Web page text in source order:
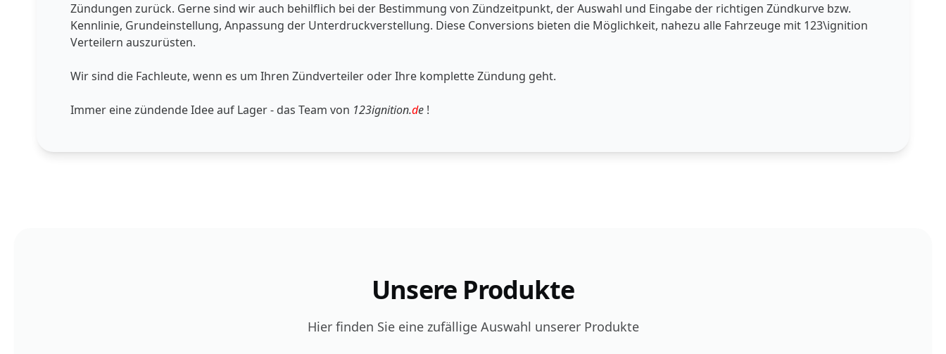
Zündungen zurück. Gerne sind wir auch behilflich bei der Bestimmung von Zündzeitpunkt, der Auswahl und Eingabe der richtigen Zündkurve bzw.
Kennlinie, Grundeinstellung, Anpassung der Unterdruckverstellung. Diese Conversions bieten die Möglichkeit, nahezu alle Fahrzeuge mit 123\ignition
Verteilern auszurüsten.
Wir sind die Fachleute, wenn es um Ihren Zündverteiler oder Ihre komplette Zündung geht.
Immer eine zündende Idee auf Lager - das Team von 123ignition.de !
Unsere Produkte
Hier finden Sie eine zufällige Auswahl unserer Produkte